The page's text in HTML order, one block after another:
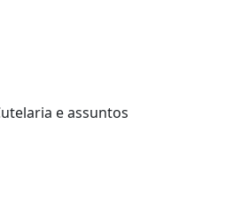
e assuntos